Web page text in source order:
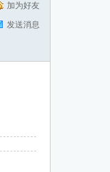
加为好友
发送消息